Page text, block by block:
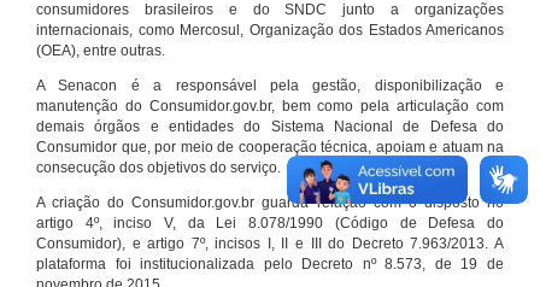
consumidores brasileiros e do SNDC junto a organizações
internacionais, como Mercosul, Organização dos Estados Americanos
(OEA), entre outras.
A Senacon é a responsável pela gestão, disponibilização e
manutenção do Consumidor.gov.br, bem como pela articulação com
demais órgãos e entidades do Sistema Nacional de Defesa do
Consumidor que, por meio de cooperação técnica, apoiam e atuam na
consecução dos objetivos do serviço.
A criação do Consumidor.gov.br guarda relação com o disposto no
artigo 4º, inciso V, da Lei 8.078/1990 (Código de Defesa do
Consumidor), e artigo 7º, incisos I, II e III do Decreto 7.963/2013. A
plataforma foi institucionalizada pelo Decreto nº 8.573, de 19 de